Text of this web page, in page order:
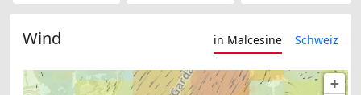
Wind in Malcesine Schweiz
+